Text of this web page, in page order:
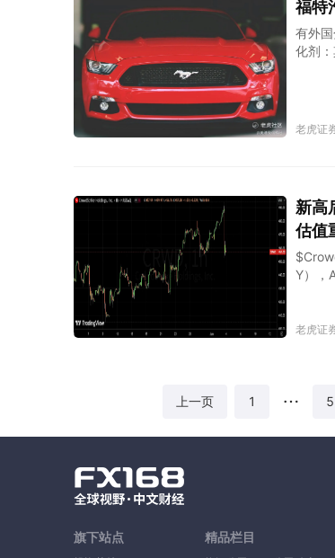
福特
有外
化剂
化车
率。
老虎证
新高
估值
Y），
利润
美元
6x
低于
老虎证
上一页 1
旗下站点 精品栏目